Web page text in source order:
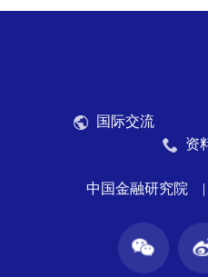
国际交流
资
中国金融研究院 |